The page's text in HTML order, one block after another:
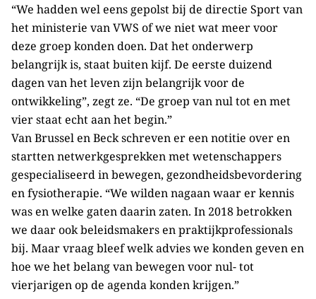
“We hadden wel eens gepolst bij de directie Sport van
het ministerie van VWS of we niet wat meer voor
deze groep konden doen. Dat het onderwerp
belangrijk is, staat buiten kijf. De eerste duizend
dagen van het leven zijn belangrijk voor de
ontwikkeling”, zegt ze. “De groep van nul tot en met
vier staat echt aan het begin.”
Van Brussel en Beck schreven er een notitie over en
startten netwerkgesprekken met wetenschappers
gespecialiseerd in bewegen, gezondheidsbevordering
en fysiotherapie. “We wilden nagaan waar er kennis
was en welke gaten daarin zaten. In 2018 betrokken
we daar ook beleidsmakers en praktijkprofessionals
bij. Maar vraag bleef welk advies we konden geven en
hoe we het belang van bewegen voor nul- tot
vierjarigen op de agenda konden krijgen.”